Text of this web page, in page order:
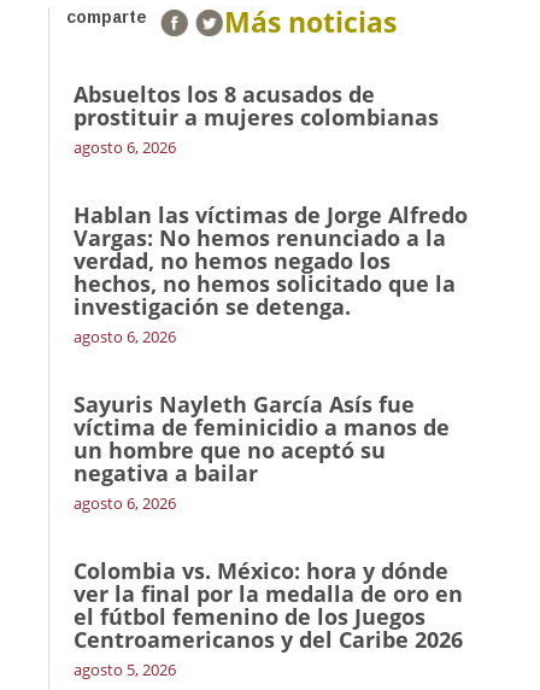
comparte Más noticias
Absueltos los 8 acusados de
prostituir a mujeres colombianas
agosto 6, 2026
Hablan las víctimas de Jorge Alfredo
Vargas: No hemos renunciado a la
verdad, no hemos negado los
hechos, no hemos solicitado que la
investigación se detenga.
agosto 6, 2026
Sayuris Nayleth García Asís fue
víctima de feminicidio a manos de
un hombre que no aceptó su
negativa a bailar
agosto 6, 2026
Colombia vs. México: hora y dónde
ver la final por la medalla de oro en
el fútbol femenino de los Juegos
Centroamericanos y del Caribe 2026
agosto 5, 2026